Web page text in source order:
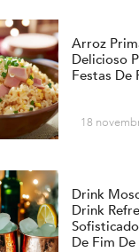
Arroz
Delicioso
Festas De
18
Drink
Drink
De Fim